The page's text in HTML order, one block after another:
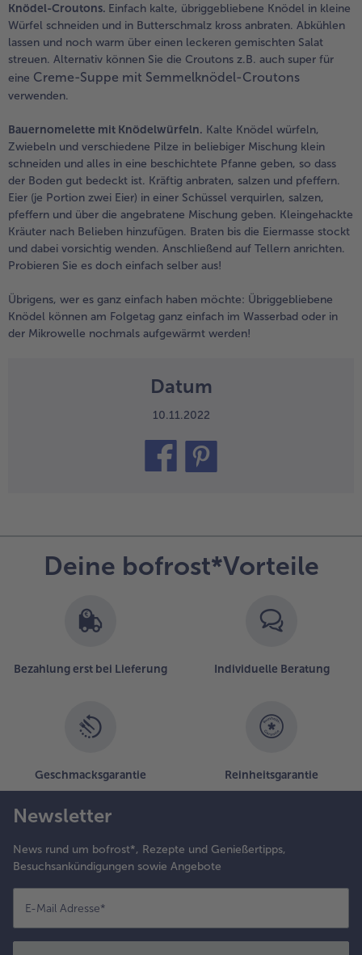
Knödel-Croutons. Einfach kalte, übriggebliebene Knödel in kleine
Würfel schneiden und in Butterschmalz kross anbraten. Abkühlen
lassen und noch warm über einen leckeren gemischten Salat
streuen. Alternativ können Sie die Croutons z.B. auch super für
eine Creme-Suppe mit Semmelknödel-Croutons
verwenden.
Bauernomelette mit Knödelwürfeln. Kalte Knödel würfeln,
Zwiebeln und verschiedene Pilze in beliebiger Mischung klein
schneiden und alles in eine beschichtete Pfanne geben, so dass
der Boden gut bedeckt ist. Kräftig anbraten, salzen und pfeffern.
Eier (je Portion zwei Eier) in einer Schüssel verquirlen, salzen,
pfeffern und über die angebratene Mischung geben. Kleingehackte
Kräuter nach Belieben hinzufügen. Braten bis die Eiermasse stockt
und dabei vorsichtig wenden. Anschließend auf Tellern anrichten.
Probieren Sie es doch einfach selber aus!
Übrigens, wer es ganz einfach haben möchte: Übriggebliebene
Knödel können am Folgetag ganz einfach im Wasserbad oder in
der Mikrowelle nochmals aufgewärmt werden!
Datum
10.11.2022
Deine bofrost*Vorteile
Bezahlung erst bei Lieferung Individuelle Beratung
Geschmacksgarantie Reinheitsgarantie
Newsletter
News rund um bofrost*, Rezepte und Genießertipps,
Besuchsankündigungen sowie Angebote
E-Mail Adresse*